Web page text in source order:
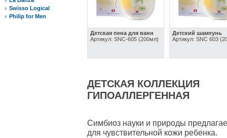
Swisso Logical
Philip for Men
Детская пена для ванн
Артикул: SNC-605 (200мл)
Детский шампунь
Артикул: SNC 603
ДЕТСКАЯ КОЛЛЕКЦИЯ
ГИПОАЛЛЕРГЕННАЯ
Симбиоз науки и природы
для чувствительной кожи ребенка.